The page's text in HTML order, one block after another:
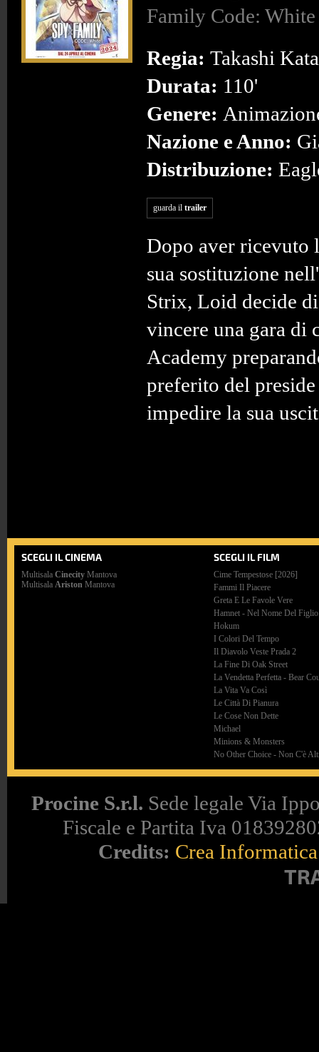
Family Code: White
Regia: Takashi
Durata: 110'
Genere:
Nazione e Anno:
Distribuzione:
guarda il trailer
Dopo aver ricevuto
sua sostituzione
Strix, Loid decide
vincere una gara di
Academy
preferito del
impedire la sua
SCEGLI IL CINEMA
Multisala Cinecity Mantova
Multisala Ariston Mantova
SCEGLI IL FILM
Cime Tempestose [2026]
Fammi Il Piacere
Greta E Le Favole Vere
Hamnet - Nel Nome Del Figlio
Hokum
I Colori Del Tempo
Il Diavolo Veste Prada 2
La Fine Di Oak Street
La Vendetta Perfetta - Bear
La Vita Va Così
Le Città Di Pianura
Le Cose Non Dette
Michael
Minions & Monsters
No Other Choice - Non C'è
Procine S.r.l. Sede legale Via
Fiscale e Partita Iva
Credits: Crea